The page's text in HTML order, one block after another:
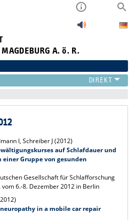
A. ö. R.
I, Schreiber J (2012)
auf Schlafdauer und
Gruppe von gesunden
Gesellschaft für Schlafforschung
vom 6.-8. Dezember 2012 in Berlin
in a mobile car repair